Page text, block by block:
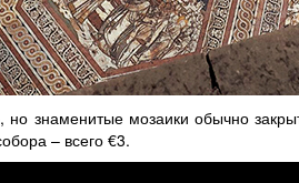
но знаменитые мозаики обычно
– всего €3.